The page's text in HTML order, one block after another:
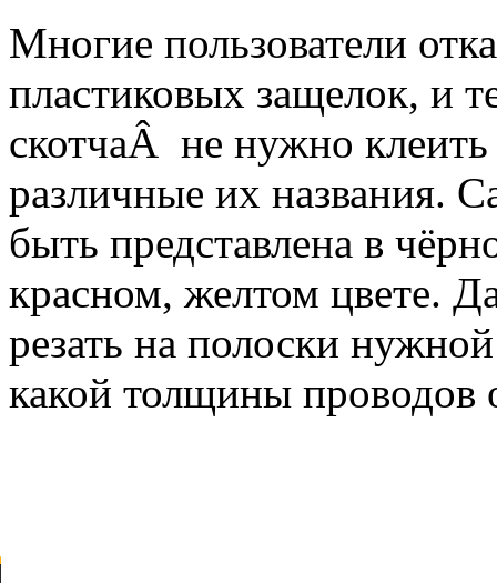
Многие пользователи
пластиковых защелок, и
скотчаÂ не нужно
различные их названия.
быть представлена в
красном, желтом цвете.
резать на полоски
какой толщины проводов